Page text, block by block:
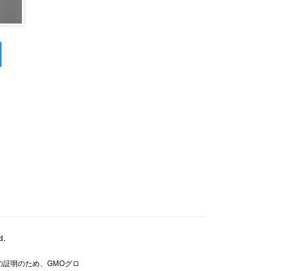
証明のため、GMOグロ